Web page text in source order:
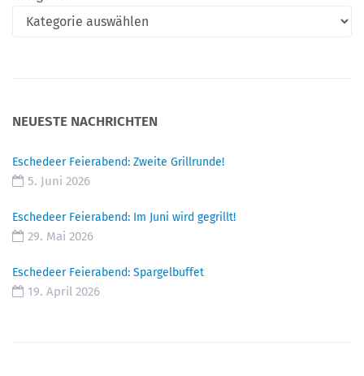
NEUESTE NACHRICHTEN
Eschedeer Feierabend: Zweite Grillrunde!
5. Juni 2026
Eschedeer Feierabend: Im Juni wird gegrillt!
29. Mai 2026
Eschedeer Feierabend: Spargelbuffet
19. April 2026